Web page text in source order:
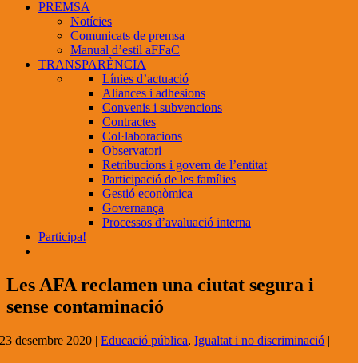
PREMSA
Notícies
Comunicats de premsa
Manual d’estil aFFaC
TRANSPARÈNCIA
Línies d’actuació
Aliances i adhesions
Convenis i subvencions
Contractes
Col·laboracions
Observatori
Retribucions i govern de l’entitat
Participació de les famílies
Gestió econòmica
Governança
Processos d’avaluació interna
Participa!
Les AFA reclamen una ciutat segura i
sense contaminació
23 desembre 2020 |Educació pública,Igualtat i no discriminació |